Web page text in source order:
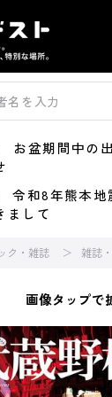
盆期間中の出
和8年熊本地
まして
ク・雑誌 雑誌
画像タップで